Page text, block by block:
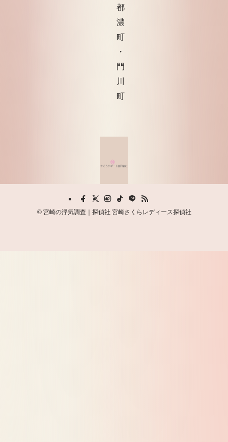
都
濃
町
・
門
川
町
©宮崎の浮気調査｜探偵社 宮崎さくらレディース探偵社